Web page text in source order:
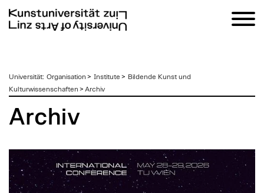
zum
Inhalt
Universität: Organisation > Institute > Bildende Kunst und
Kulturwissenschaften > Archiv
Archiv